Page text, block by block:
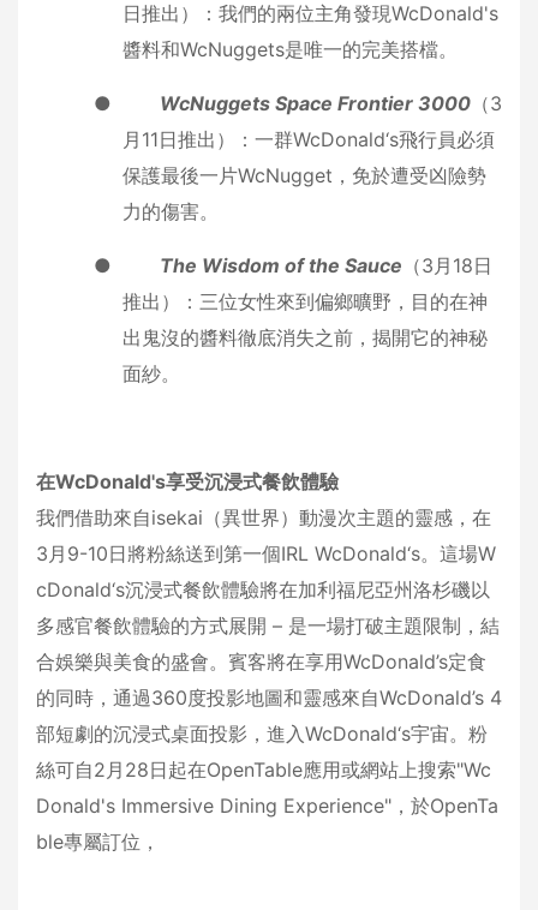
日推出）：我們的兩位主角發現WcDonald's
醬料和WcNuggets是唯一的完美搭檔。
● WcNuggets Space Frontier 3000 （3
月11日推出）：一群WcDonald‘s飛行員必須
保護最後一片WcNugget，免於遭受凶險勢
力的傷害。
● The Wisdom of the Sauce （3月18日
推出）：三位女性來到偏鄉曠野，目的在神
出鬼沒的醬料徹底消失之前，揭開它的神秘
面紗。
在WcDonald's享受沉浸式餐飲體驗
我們借助來自isekai（異世界）動漫次主題的靈感，在
3月9-10日將粉絲送到第一個IRL WcDonald‘s。這場W
cDonald‘s沉浸式餐飲體驗將在加利福尼亞州洛杉磯以
多感官餐飲體驗的方式展開 – 是一場打破主題限制，結
合娛樂與美食的盛會。賓客將在享用WcDonald’s定食
的同時，通過360度投影地圖和靈感來自WcDonald’s 4
部短劇的沉浸式桌面投影，進入WcDonald‘s宇宙。粉
絲可自2月28日起在OpenTable應用或網站上搜索"Wc
Donald's Immersive Dining Experience"，於OpenTa
ble專屬訂位，